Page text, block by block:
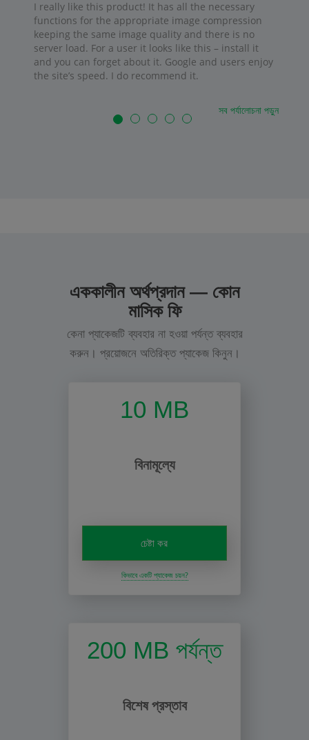
I really like this product! It has all the necessary
functions for the appropriate image compression
keeping the same image quality and there is no
server load. For a user it looks like this – install it
and you can forget about it. Google and users enjoy
the site’s speed. I do recommend it.
সব পর্যালোচনা পড়ুন
এককালীন অর্থপ্রদান — কোন
মাসিক ফি
কেনা প্যাকেজটি ব্যবহার না হওয়া পর্যন্ত ব্যবহার
করুন। প্রয়োজনে অতিরিক্ত প্যাকেজ কিনুন।
10 MB
বিনামূল্যে
চেষ্টা কর
কিভাবে একটি প্যাকেজ চয়ন?
200 MB পর্যন্ত
বিশেষ প্রস্তাব